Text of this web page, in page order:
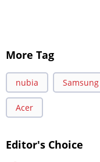
More Tag
nubia Samsung
Acer
Editor's Choice